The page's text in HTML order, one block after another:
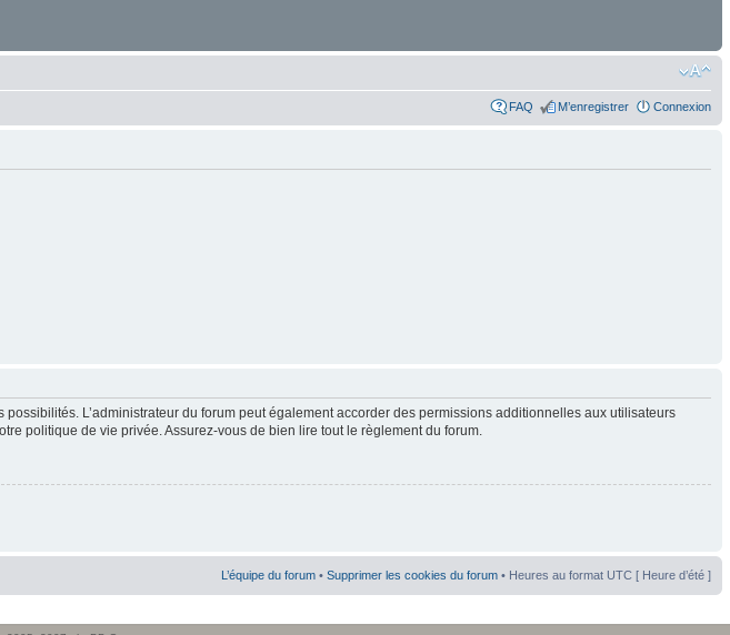
FAQ M’enregistrer Connexion
L’administrateur du forum peut également accorder des permissions additionnelles aux utilisateurs
politique de vie privée. Assurez-vous de bien lire tout le règlement du forum.
L’équipe du forum • Supprimer les cookies du forum • Heures au format UTC [ Heure d’été ]